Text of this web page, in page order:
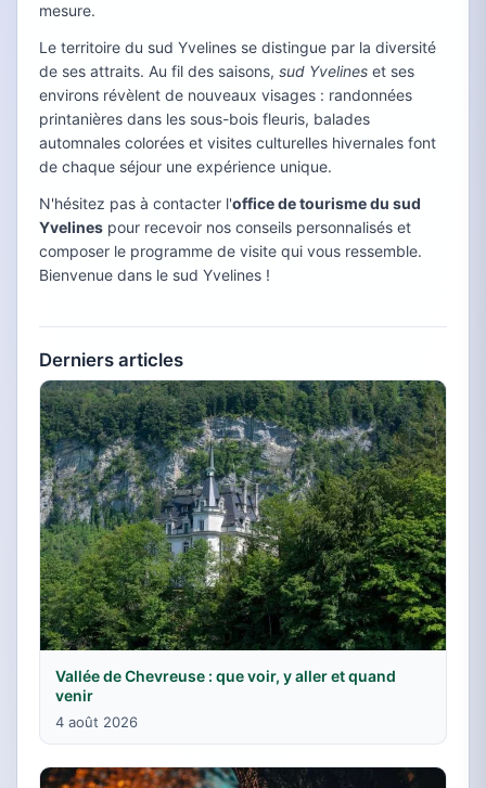
mesure.
Le territoire du sud Yvelines se distingue par la diversité
de ses attraits. Au fil des saisons, sud Yvelines et ses
environs révèlent de nouveaux visages : randonnées
printanières dans les sous-bois fleuris, balades
automnales colorées et visites culturelles hivernales font
de chaque séjour une expérience unique.
N'hésitez pas à contacter l'office de tourisme du sud
Yvelines pour recevoir nos conseils personnalisés et
composer le programme de visite qui vous ressemble.
Bienvenue dans le sud Yvelines !
Derniers articles
Vallée de Chevreuse : que voir, y aller et quand
venir
4 août 2026